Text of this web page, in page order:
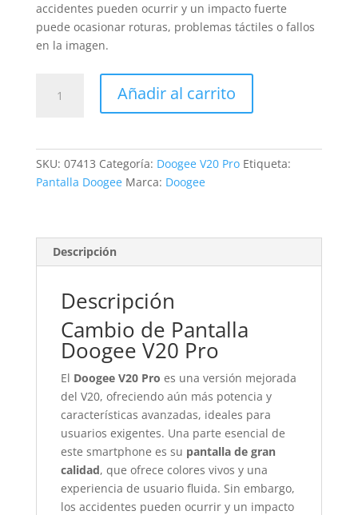
accidentes pueden ocurrir y un impacto fuerte
puede ocasionar roturas, problemas táctiles o fallos
en la imagen.
Pantalla
cantidad
Añadir al carrito
SKU: 07413 Categoría: Doogee V20 Pro Etiqueta:
Pantalla Doogee Marca: Doogee
Descripción
Descripción
Cambio de Pantalla
Doogee V20 Pro
El Doogee V20 Pro es una versión mejorada
del V20, ofreciendo aún más potencia y
características avanzadas, ideales para
usuarios exigentes. Una parte esencial de
este smartphone es su pantalla de gran
calidad, que ofrece colores vivos y una
experiencia de usuario fluida. Sin embargo,
los accidentes pueden ocurrir y un impacto